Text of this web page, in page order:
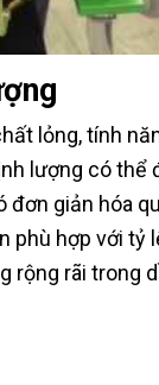
lỏng, tính
lượng có thể
giản hóa
hợp với tỷ
rãi trong